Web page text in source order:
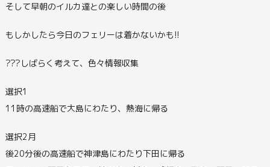
そして早朝のイルカ達との楽しい時間の後
もしかしたら今日のフェリーは着かないかも!!
???しばらく考えて、色々情報収集
選択1
11時の高速船で大島にわたり、熱海に帰る
選択2月
後20分後の高速船で神津島にわたり下田に帰る